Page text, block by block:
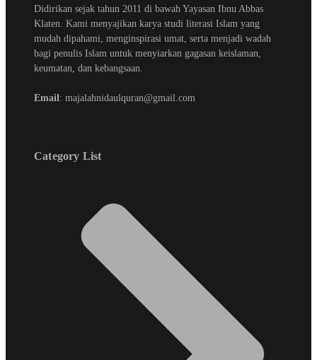
Didirikan sejak tahun 2011 di bawah Yayasan Ibnu Abbas
Klaten. Kami menyajikan karya studi literasi Islam yang
mudah dipahami, menginspirasi umat, serta menjadi wadah
bagi penulis Islam untuk menyiarkan gagasan keislaman,
keumatan, dan kebangsaan.
Email: majalahnidaulquran@gmail.com
Category List